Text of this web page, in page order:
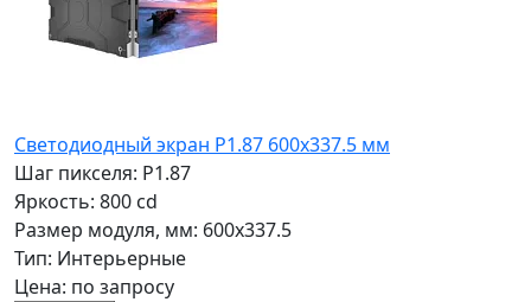
Светодиодный экран P1.87 600х337.5 мм
Шаг пикселя: P1.87
Яркость: 800 cd
Размер модуля, мм: 600x337.5
Тип: Интерьерные
Цена: по запросу